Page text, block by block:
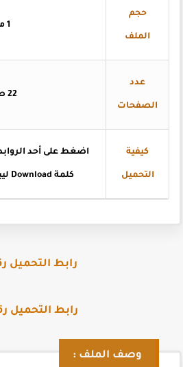
حجم
الملف
عدد
الصفحات
كيفية
التحميل
اضغط على أحد الروابط
كلمة Download ليبدأ التحميل تلقائيا .
رابط التحميل رقم
رابط التحميل رقم
وصف الملف :